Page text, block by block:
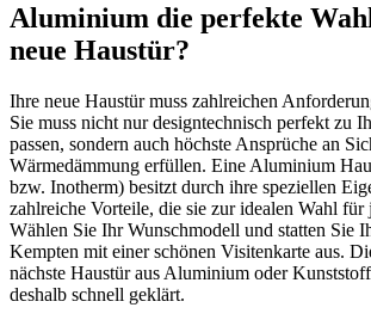
Aluminium die perfekte
neue Haustür?
Ihre neue Haustür muss zahlreichen
Sie muss nicht nur designtechnisch perfekt zu
passen, sondern auch höchste Ansprüche an
Wärmedämmung erfüllen. Eine Aluminium
bzw. Inotherm) besitzt durch ihre speziellen
zahlreiche Vorteile, die sie zur idealen Wahl für
Wählen Sie Ihr Wunschmodell und statten Sie
Kempten mit einer schönen Visitenkarte aus.
nächste Haustür aus Aluminium oder
deshalb schnell geklärt.